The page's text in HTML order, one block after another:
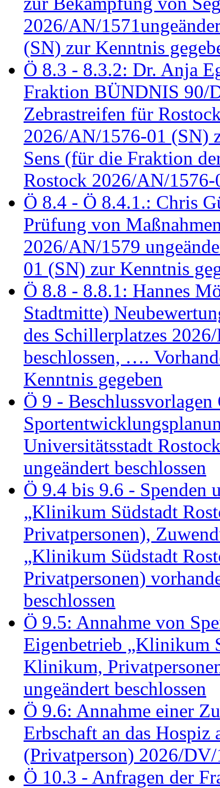
2026/AN/
(SN) zur Kenntnis
Ö 8.3 - 8.3.2: Dr. Anja
Fraktion BÜNDNIS 90/
Zebrastreifen für
2026/AN/1576-01 (SN)
Sens (für die Fraktion
Rostock 2026/AN/1576-
Ö 8.4 - Ö 8.4.1.: Chris
Prüfung von
2026/AN/1579
01 (SN) zur Kenntnis
Ö 8.8 - 8.8.1: Hannes
Stadtmitte)
des Schillerplatzes
beschlossen, ….
Kenntnis gegeben
Ö 9 - Beschlussvorlagen
Universitätsstadt
ungeändert beschlossen
Ö 9.4 bis 9.6 -
„Klinikum Südstadt
Privatpersonen),
„Klinikum Südstadt
Privatpersonen)
beschlossen
Ö 9.5: Annahme von
Eigenbetrieb „Klinikum
Klinikum,
ungeändert beschlossen
Ö 9.6: Annahme einer
Erbschaft an das
(Privatperson) 2026/DV/
Ö 10.3 - Anfragen der